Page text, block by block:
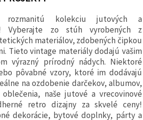
rozmanitú kolekciu jutových a
Vyberajte zo stúh vyrobených z
materiálov, zdobených čipkou
Tieto vintage materiály dodajú vašim
výrazný prírodný nádych. Niektoré
pôvabné vzory, ktoré im dodávajú
na ozdobenie darčekov, albumov,
naše jutové a vrecovinové
retro dizajny za skvelé ceny!
dekorácie, bytové doplnky, párty a